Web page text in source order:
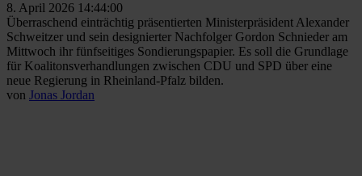
8. April 2026 14:44:00
Überraschend einträchtig präsentierten Ministerpräsident Alexander
Schweitzer und sein designierter Nachfolger Gordon Schnieder am
Mittwoch ihr fünfseitiges Sondierungspapier. Es soll die Grundlage
für Koalitonsverhandlungen zwischen CDU und SPD über eine
neue Regierung in Rheinland-Pfalz bilden.
von Jonas Jordan